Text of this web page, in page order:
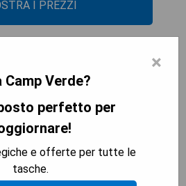
I PREZZI
Deck Cottage 8 ×
Camp Verde?
perfetto per
e offerte per tutte le
tasche.